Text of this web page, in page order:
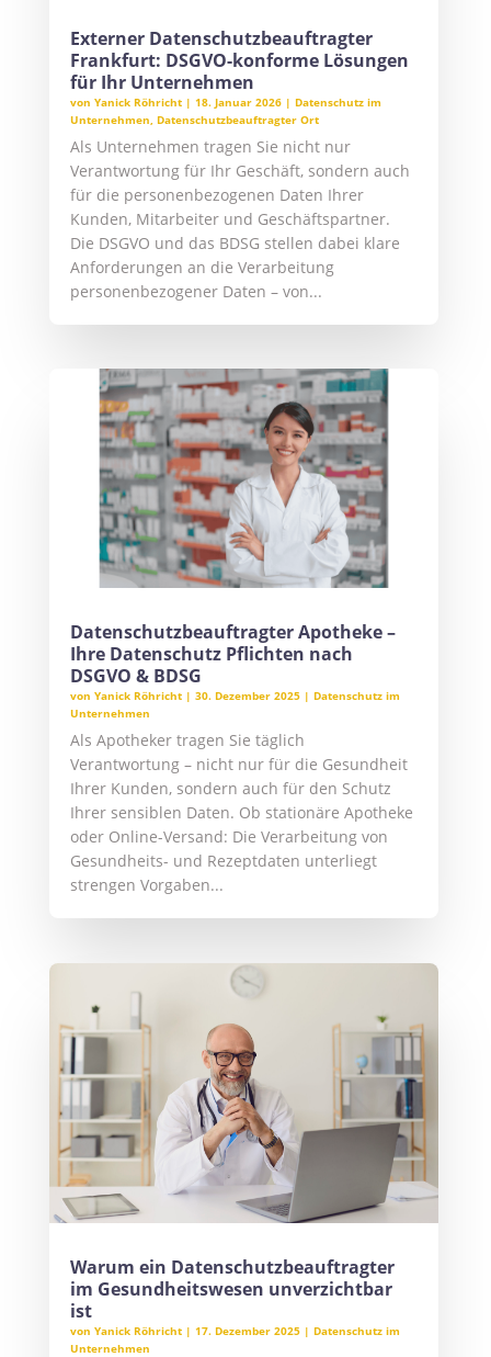
Externer Datenschutzbeauftragter
Frankfurt: DSGVO-konforme Lösungen
für Ihr Unternehmen
von Yanick Röhricht| 18. Januar 2026| Datenschutz im
Unternehmen Datenschutzbeauftragter Ort
Als Unternehmen tragen Sie nicht nur
Verantwortung für Ihr Geschäft, sondern auch
für die personenbezogenen Daten Ihrer
Kunden, Mitarbeiter und Geschäftspartner.
Die DSGVO und das BDSG stellen dabei klare
Anforderungen an die Verarbeitung
personenbezogener Daten – von...
Datenschutzbeauftragter Apotheke –
Ihre Datenschutz Pflichten nach
DSGVO & BDSG
von Yanick Röhricht| 30. Dezember 2025| Datenschutz im
Unternehmen
Als Apotheker tragen Sie täglich
Verantwortung – nicht nur für die Gesundheit
Ihrer Kunden, sondern auch für den Schutz
Ihrer sensiblen Daten. Ob stationäre Apotheke
oder Online-Versand: Die Verarbeitung von
Gesundheits- und Rezeptdaten unterliegt
strengen Vorgaben...
Warum ein Datenschutzbeauftragter
im Gesundheitswesen unverzichtbar
ist
von Yanick Röhricht| 17. Dezember 2025| Datenschutz im
Unternehmen